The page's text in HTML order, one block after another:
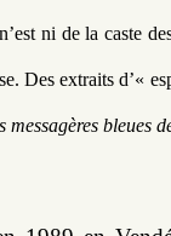
ni de la caste
Des extraits d’«
bleues